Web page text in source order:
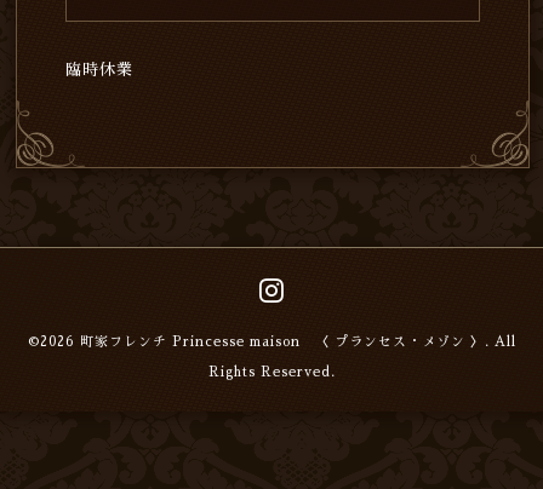
臨時休業
©2026 町家フレンチ Princesse maison 〈 プランセス・メゾン 〉 . All
Rights Reserved.